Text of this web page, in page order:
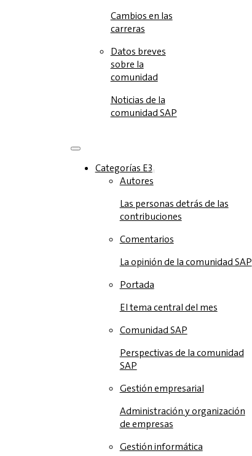
Cambios en las
carreras
Datos breves
sobre la
comunidad
Noticias de la
comunidad SAP
Categorías E3
Autores
Las personas detrás de las
contribuciones
Comentarios
La opinión de la comunidad SAP
Portada
El tema central del mes
Comunidad SAP
Perspectivas de la comunidad
SAP
Gestión empresarial
Administración y organización
de empresas
Gestión informática